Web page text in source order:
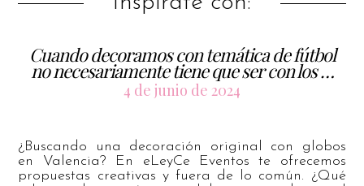
Cuando decoramos con temática de fútbol
no necesariamente tiene que ser con los …
4 de junio de 2024
¿Buscando una decoración original con globos
en Valencia? En eLeyCe Eventos te ofrecemos
propuestas creativas y fuera de lo común. ¿Qué